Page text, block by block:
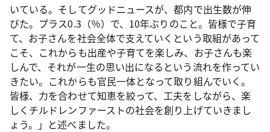
いている。そしてグッドニュースが、都内で出生数が伸
びた。プラス0.3（％）で、10年ぶりのこと。皆様で子育
て、お子さんを社会全体で支えていくという取組があって
こそ、これからも出産や子育てを楽しみ、お子さんも楽
しんで、それが一生の思い出になるという流れを作ってい
きたい。これからも官民一体となって取り組んでいく。
皆様、力を合わせて知恵を絞って、工夫をしながら、楽
しくチルドレンファーストの社会を創り上げていきまし
ょう。」と述べました。